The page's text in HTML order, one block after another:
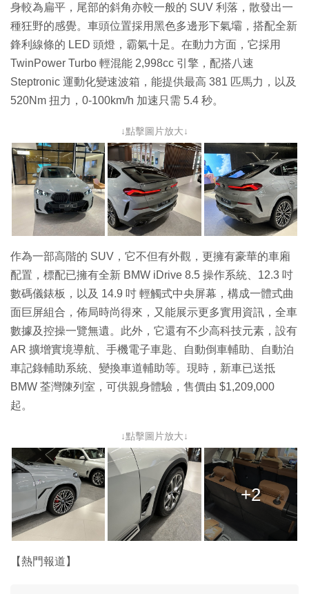
身較為扁平，尾部的斜角亦較一般的 SUV 利落，散發出一
種狂野的感覺。車頭位置採用黑色多邊形下氣壩，搭配全新
鋒利線條的 LED 頭燈，霸氣十足。在動力方面，它採用
TwinPower Turbo 輕混能 2,998cc 引擎，配搭八速
Steptronic 運動化變速波箱，能提供最高 381 匹馬力，以及
520Nm 扭力，0-100km/h 加速只需 5.4 秒。
↓點擊圖片放大↓
作為一部高階的 SUV，它不但有外觀，更擁有豪華的車廂
配置，標配已擁有全新 BMW iDrive 8.5 操作系統、12.3 吋
數碼儀錶板，以及 14.9 吋 輕觸式中央屏幕，構成一體式曲
面巨屏組合，佈局時尚得來，又能展示更多實用資訊，全車
數據及控操一覽無遺。此外，它還有不少高科技元素，設有
AR 擴增實境導航、手機電子車匙、自動倒車輔助、自動泊
車記錄輔助系統、變換車道輔助等。現時，新車已送抵
BMW 荃灣陳列室，可供親身體驗，售價由 $1,209,000
起。
↓點擊圖片放大↓
+2
【熱門報道】